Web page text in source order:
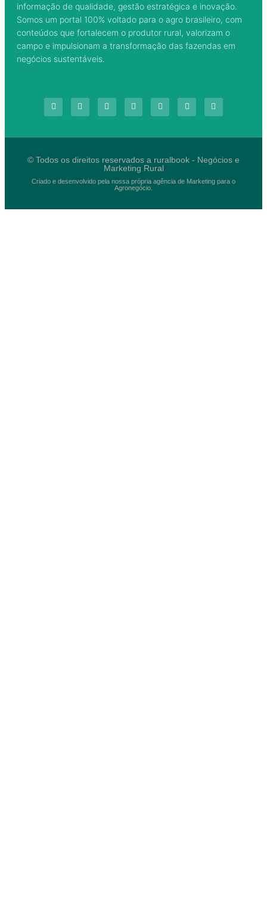
informação de qualidade, gestão estratégica e inovação.
Somos um portal 100% voltado para o agro brasileiro, com
conteúdos que fortalecem o produtor rural, valorizam o
campo e impulsionam a transformação das fazendas em
negócios sustentáveis.
© Todos os direitos reservados a ruralbook - Negócios e
Marketing Rural
Criado e desenvolvido pela nossa própria agência de Marketing para o
Agronegócio.